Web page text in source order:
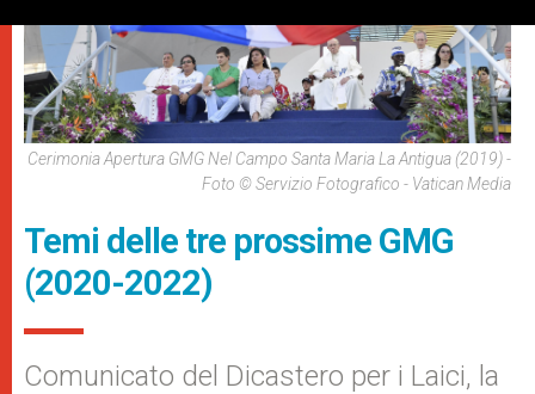
Cerimonia Apertura GMG Nel Campo Santa Maria La Antigua (2019) -
Foto © Servizio Fotografico - Vatican Media
Temi delle tre prossime GMG
(2020-2022)
Comunicato del Dicastero per i Laici, la